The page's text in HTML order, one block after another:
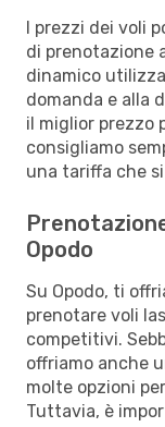
I prezzi dei voli
di prenotazione
dinamico
domanda e alla
il miglior prezzo
consigliamo
una tariffa che
Opodo
Su Opodo, ti
prenotare voli
competitivi.
offriamo anche
molte opzioni
Tuttavia, è